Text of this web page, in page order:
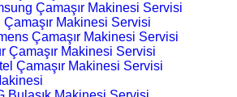
Çamaşır Makinesi Servisi
Çamaşır Makinesi Servisi
Çamaşır Makinesi Servisi
Çamaşır Makinesi Servisi
Çamaşır Makinesi Servisi